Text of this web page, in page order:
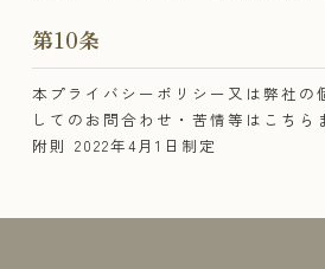
第10条
本プライバシーポリシー又は弊社の
してのお問合わせ・苦情等は こちら
附則 2022年4月1日制定